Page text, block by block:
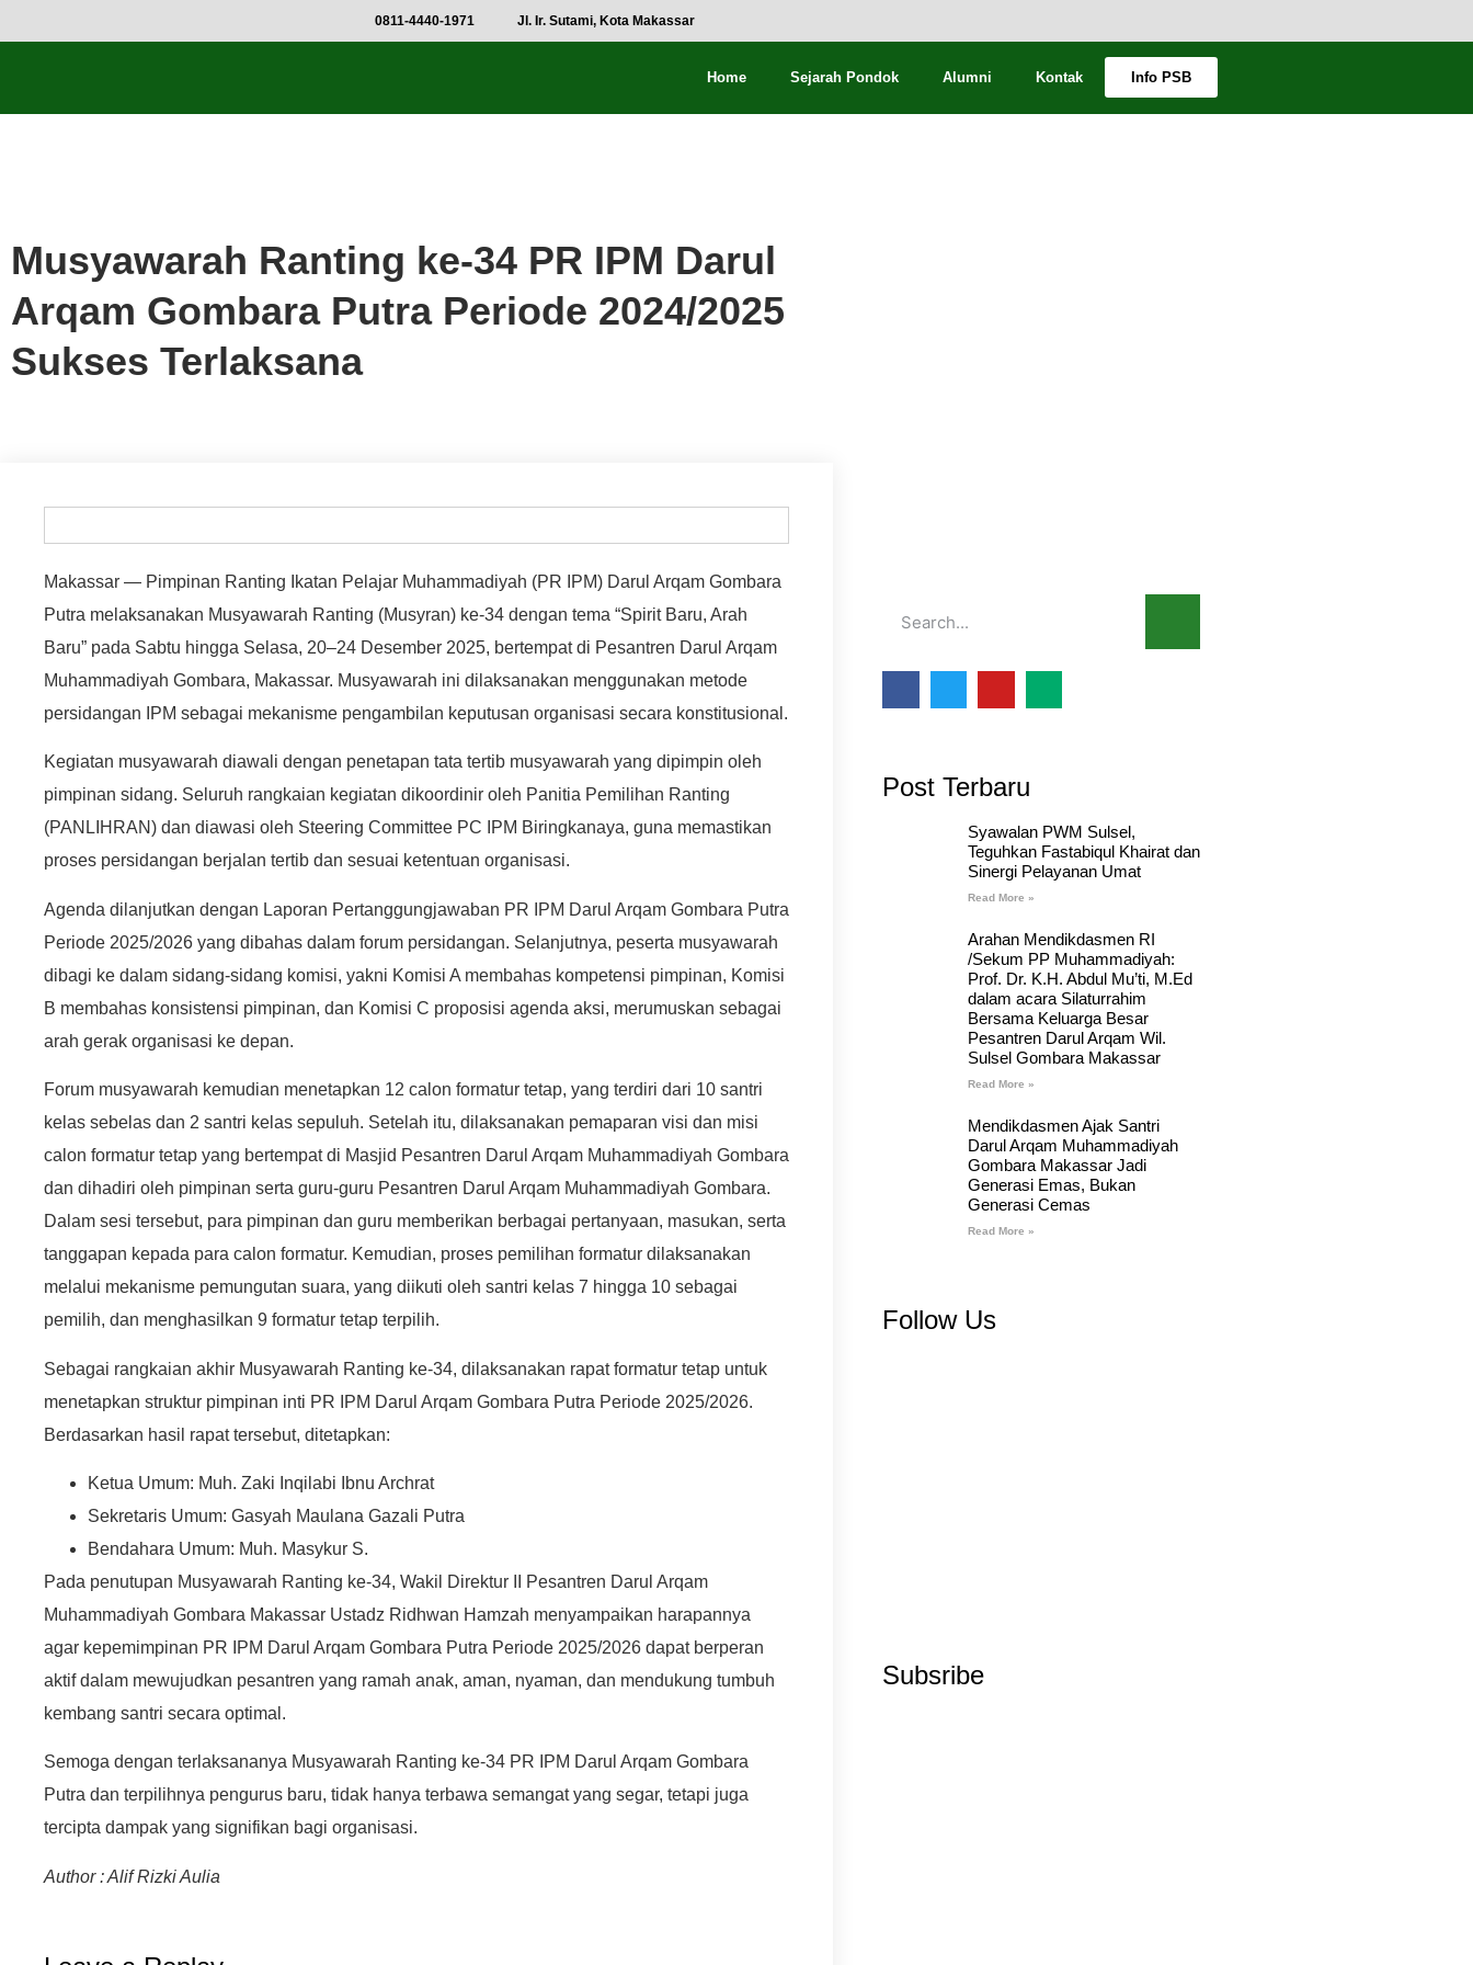
0811-4440-1971 Jl. Ir. Sutami, Kota Makassar
Home Sejarah Pondok Alumni Kontak Info PSB
Musyawarah Ranting ke-34 PR IPM Darul
Arqam Gombara Putra Periode 2024/2025
Sukses Terlaksana
Makassar — Pimpinan Ranting Ikatan Pelajar Muhammadiyah (PR IPM) Darul Arqam Gombara
Putra melaksanakan Musyawarah Ranting (Musyran) ke-34 dengan tema “Spirit Baru, Arah
Baru” pada Sabtu hingga Selasa, 20–24 Desember 2025, bertempat di Pesantren Darul Arqam
Muhammadiyah Gombara, Makassar. Musyawarah ini dilaksanakan menggunakan metode
persidangan IPM sebagai mekanisme pengambilan keputusan organisasi secara konstitusional.
Kegiatan musyawarah diawali dengan penetapan tata tertib musyawarah yang dipimpin oleh
pimpinan sidang. Seluruh rangkaian kegiatan dikoordinir oleh Panitia Pemilihan Ranting
(PANLIHRAN) dan diawasi oleh Steering Committee PC IPM Biringkanaya, guna memastikan
proses persidangan berjalan tertib dan sesuai ketentuan organisasi.
Agenda dilanjutkan dengan Laporan Pertanggungjawaban PR IPM Darul Arqam Gombara Putra
Periode 2025/2026 yang dibahas dalam forum persidangan. Selanjutnya, peserta musyawarah
dibagi ke dalam sidang-sidang komisi, yakni Komisi A membahas kompetensi pimpinan, Komisi
B membahas konsistensi pimpinan, dan Komisi C proposisi agenda aksi, merumuskan sebagai
arah gerak organisasi ke depan.
Forum musyawarah kemudian menetapkan 12 calon formatur tetap, yang terdiri dari 10 santri
kelas sebelas dan 2 santri kelas sepuluh. Setelah itu, dilaksanakan pemaparan visi dan misi
calon formatur tetap yang bertempat di Masjid Pesantren Darul Arqam Muhammadiyah Gombara
dan dihadiri oleh pimpinan serta guru-guru Pesantren Darul Arqam Muhammadiyah Gombara.
Dalam sesi tersebut, para pimpinan dan guru memberikan berbagai pertanyaan, masukan, serta
tanggapan kepada para calon formatur. Kemudian, proses pemilihan formatur dilaksanakan
melalui mekanisme pemungutan suara, yang diikuti oleh santri kelas 7 hingga 10 sebagai
pemilih, dan menghasilkan 9 formatur tetap terpilih.
Sebagai rangkaian akhir Musyawarah Ranting ke-34, dilaksanakan rapat formatur tetap untuk
menetapkan struktur pimpinan inti PR IPM Darul Arqam Gombara Putra Periode 2025/2026.
Berdasarkan hasil rapat tersebut, ditetapkan:
Ketua Umum: Muh. Zaki Inqilabi Ibnu Archrat
Sekretaris Umum: Gasyah Maulana Gazali Putra
Bendahara Umum: Muh. Masykur S.
Pada penutupan Musyawarah Ranting ke-34, Wakil Direktur II Pesantren Darul Arqam
Muhammadiyah Gombara Makassar Ustadz Ridhwan Hamzah menyampaikan harapannya
agar kepemimpinan PR IPM Darul Arqam Gombara Putra Periode 2025/2026 dapat berperan
aktif dalam mewujudkan pesantren yang ramah anak, aman, nyaman, dan mendukung tumbuh
kembang santri secara optimal.
Semoga dengan terlaksananya Musyawarah Ranting ke-34 PR IPM Darul Arqam Gombara
Putra dan terpilihnya pengurus baru, tidak hanya terbawa semangat yang segar, tetapi juga
tercipta dampak yang signifikan bagi organisasi.
Author : Alif Rizki Aulia
Post Terbaru
Syawalan PWM Sulsel,
Teguhkan Fastabiqul Khairat dan
Sinergi Pelayanan Umat
Read More »
Arahan Mendikdasmen RI
/Sekum PP Muhammadiyah:
Prof. Dr. K.H. Abdul Mu’ti, M.Ed
dalam acara Silaturrahim
Bersama Keluarga Besar
Pesantren Darul Arqam Wil.
Sulsel Gombara Makassar
Read More »
Mendikdasmen Ajak Santri
Darul Arqam Muhammadiyah
Gombara Makassar Jadi
Generasi Emas, Bukan
Generasi Cemas
Read More »
Follow Us
Subsribe